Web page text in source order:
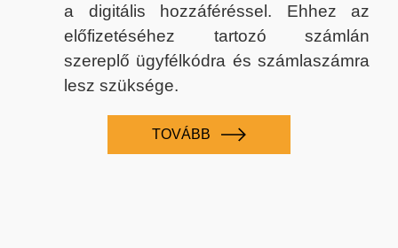
a digitális hozzáféréssel. Ehhez az
előfizetéséhez tartozó számlán
szereplő ügyfélkódra és számlaszámra
lesz szüksége.
TOVÁBB